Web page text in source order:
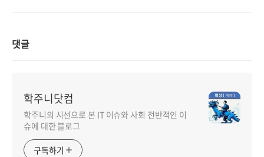
댓글
학주니닷컴
학주니의 시선으로 본 IT 이슈와 사회 전반적인 이
슈에 대한 블로그
구독하기